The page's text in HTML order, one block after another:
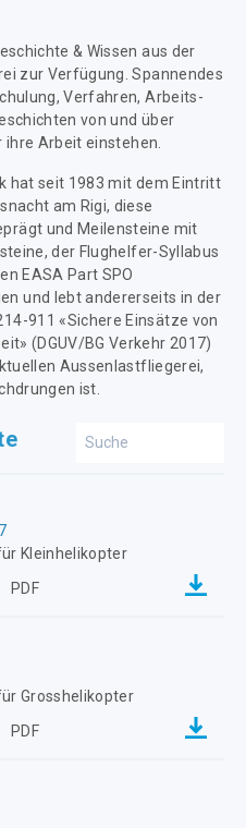
& Wissen aus der
zur Verfügung. Spannendes
Verfahren, Arbeits-
von und über
Arbeit einstehen.
hat seit 1983 mit dem Eintritt
am Rigi, diese
und Meilensteine mit
der Flughelfer-Syllabus
EASA Part SPO
und lebt andererseits in der
911 «Sichere Einsätze von
(DGUV/BG Verkehr 2017)
Aussenlastfliegerei,
ist.
Kleinhelikopter
PDF
Grosshelikopter
PDF